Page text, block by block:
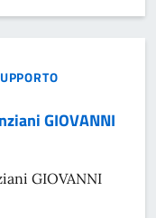
GIOVANNI
GIOVANNI